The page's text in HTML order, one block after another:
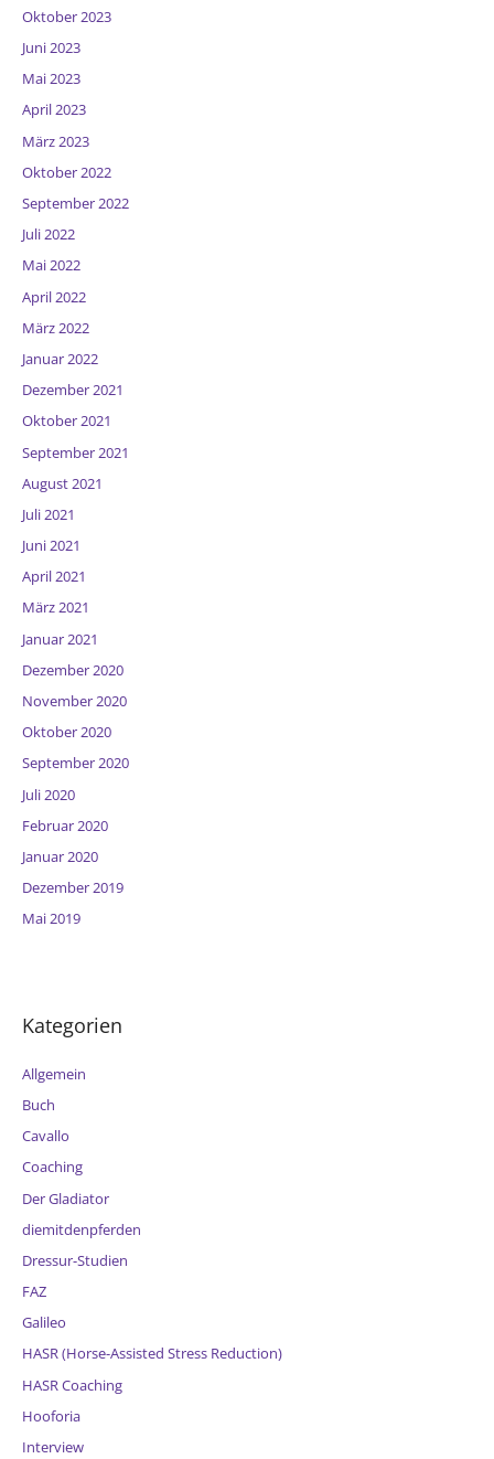
Oktober 2023
Juni 2023
Mai 2023
April 2023
März 2023
Oktober 2022
September 2022
Juli 2022
Mai 2022
April 2022
März 2022
Januar 2022
Dezember 2021
Oktober 2021
September 2021
August 2021
Juli 2021
Juni 2021
April 2021
März 2021
Januar 2021
Dezember 2020
November 2020
Oktober 2020
September 2020
Juli 2020
Februar 2020
Januar 2020
Dezember 2019
Mai 2019
Kategorien
Allgemein
Buch
Cavallo
Coaching
Der Gladiator
diemitdenpferden
Dressur-Studien
FAZ
Galileo
HASR (Horse-Assisted Stress Reduction)
HASR Coaching
Hooforia
Interview